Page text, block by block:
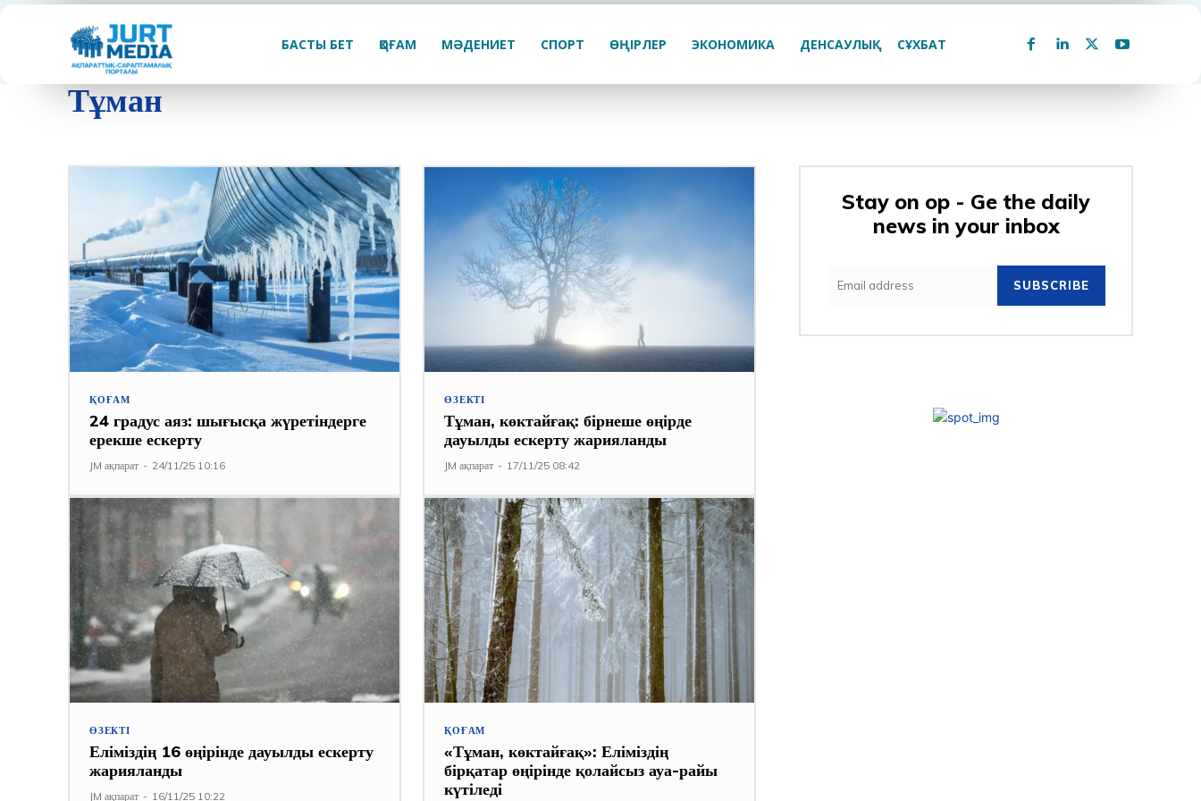
БАСТЫ БЕТ ҚОҒАМ МӘДЕНИЕТ СПОРТ ӨҢІРЛЕР ЭКОНОМИКА ДЕНСАУЛЫҚ СҰХБАТ
Тұман
ҚОҒАМ
24 градус аяз: шығысқа жүретіндерге
ерекше ескерту
JM ақпарат - 24/11/25 10:16
ӨЗЕКТІ
Тұман, көктайғақ: бірнеше өңірде
дауылды ескерту жарияланды
JM ақпарат - 17/11/25 08:42
ӨЗЕКТІ
Еліміздің 16 өңірінде дауылды ескерту
жарияланды
JM ақпарат - 16/11/25 10:22
ҚОҒАМ
«Тұман, көктайғақ»: Еліміздің
бірқатар өңірінде қолайсыз ауа-райы
күтіледі
Stay on op - Ge the daily
news in your inbox
SUBSCRIBE